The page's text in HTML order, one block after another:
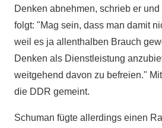
Denken abnehmen, schrieb er
folgt: "Mag sein, dass man damit
weil es ja allenthalben Brauch
Denken als Dienstleistung
weitgehend davon zu befreien."
die DDR gemeint.
Schuman fügte allerdings einen